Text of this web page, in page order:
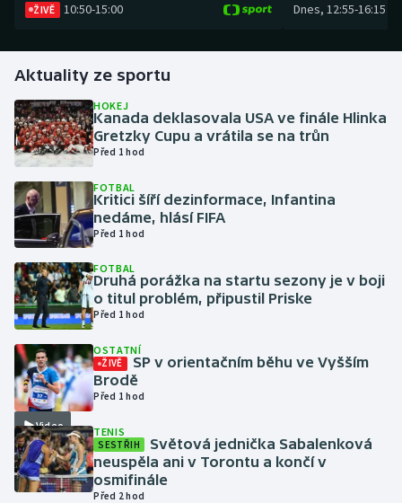
Gymnastika
Házená
Jezdectví
Judo
Krasobruslení
Lezení
Moderní pětiboj
Motorsport
Olympijské hry
ŽIVĚ 10:50-15:00 Dnes, 12:55-16:15
Aktuality ze sportu
HOKEJ
Kanada deklasovala USA ve finále Hlinka
Gretzky Cupu a vrátila se na trůn
Před 1 hod
FOTBAL
Kritici šíří dezinformace, Infantina
nedáme, hlásí FIFA
Před 1 hod
FOTBAL
Druhá porážka na startu sezony je v boji
o titul problém, připustil Priske
Před 1 hod
Video
OSTATNÍ
ŽIVĚ
SP v orientačním běhu ve Vyšším
Brodě
Před 1 hod
TENIS
SESTŘIH
Světová jednička Sabalenková
neuspěla ani v Torontu a končí v
osmifinále
Před 2 hod